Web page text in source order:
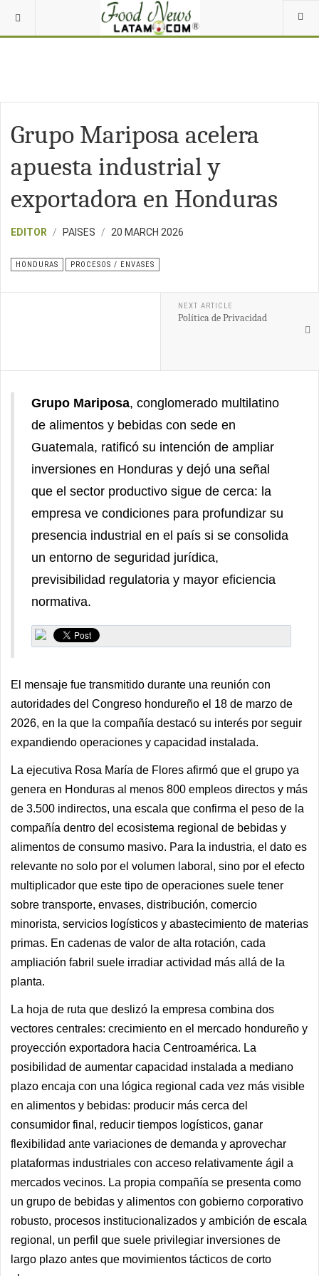
Grupo Mariposa acelera
apuesta industrial y
exportadora en Honduras
EDITOR PAISES 20 MARCH 2026
HONDURAS PROCESOS / ENVASES
NEXT ARTICLE
Política de Privacidad
Grupo Mariposa, conglomerado multilatino
de alimentos y bebidas con sede en
Guatemala, ratificó su intención de ampliar
inversiones en Honduras y dejó una señal
que el sector productivo sigue de cerca: la
empresa ve condiciones para profundizar su
presencia industrial en el país si se consolida
un entorno de seguridad jurídica,
previsibilidad regulatoria y mayor eficiencia
normativa.
El mensaje fue transmitido durante una reunión con
autoridades del Congreso hondureño el 18 de marzo de
2026, en la que la compañía destacó su interés por seguir
expandiendo operaciones y capacidad instalada.
La ejecutiva Rosa María de Flores afirmó que el grupo ya
genera en Honduras al menos 800 empleos directos y más
de 3.500 indirectos, una escala que confirma el peso de la
compañía dentro del ecosistema regional de bebidas y
alimentos de consumo masivo. Para la industria, el dato es
relevante no solo por el volumen laboral, sino por el efecto
multiplicador que este tipo de operaciones suele tener
sobre transporte, envases, distribución, comercio
minorista, servicios logísticos y abastecimiento de materias
primas. En cadenas de valor de alta rotación, cada
ampliación fabril suele irradiar actividad más allá de la
planta.
La hoja de ruta que deslizó la empresa combina dos
vectores centrales: crecimiento en el mercado hondureño y
proyección exportadora hacia Centroamérica. La
posibilidad de aumentar capacidad instalada a mediano
plazo encaja con una lógica regional cada vez más visible
en alimentos y bebidas: producir más cerca del
consumidor final, reducir tiempos logísticos, ganar
flexibilidad ante variaciones de demanda y aprovechar
plataformas industriales con acceso relativamente ágil a
mercados vecinos. La propia compañía se presenta como
un grupo de bebidas y alimentos con gobierno corporativo
robusto, procesos institucionalizados y ambición de escala
regional, un perfil que suele privilegiar inversiones de
largo plazo antes que movimientos tácticos de corto